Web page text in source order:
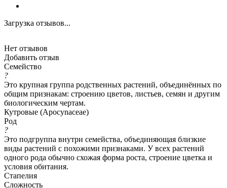
Загрузка отзывов...
Нет отзывов
Добавить отзыв
Семейство
?
Это крупная группа родственных растений, объединённых по
общим признакам: строению цветов, листьев, семян и другим
биологическим чертам.
Кутровые (Apocynaceae)
Род
?
Это подгруппа внутри семейства, объединяющая близкие
виды растений с похожими признаками. У всех растений
одного рода обычно схожая форма роста, строение цветка и
условия обитания.
Стапелия
Сложность